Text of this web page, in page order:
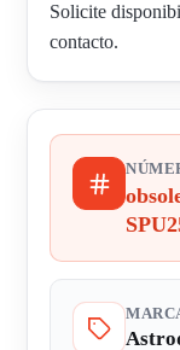
Solicite
contacto.